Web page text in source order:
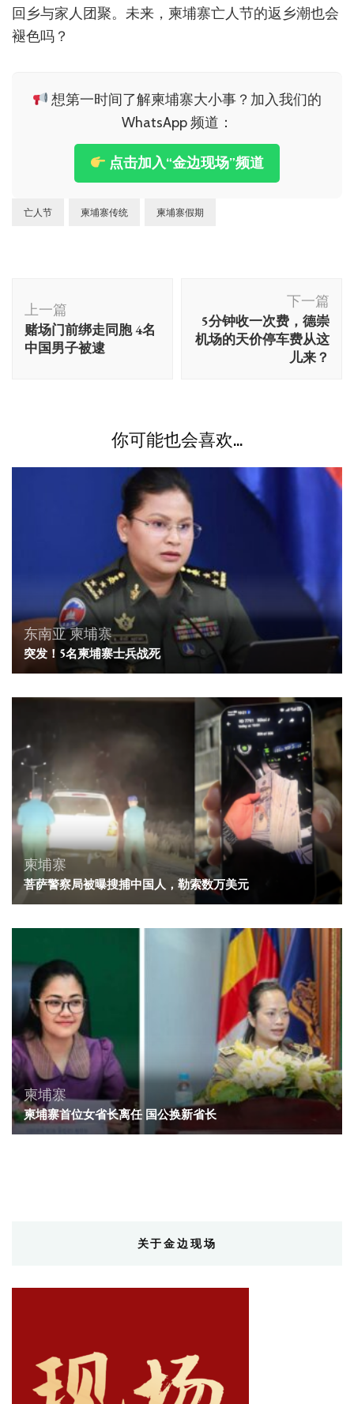
回乡与家人团聚。未来，柬埔寨亡人节的返乡潮也会
褪色吗？
想第一时间了解柬埔寨大小事？加入我们的
WhatsApp 频道：
点击加入“金边现场”频道
亡人节 柬埔寨传统 柬埔寨假期
文
导
航
上一篇
赌场门前绑走同胞 4名
中国男子被逮
下一篇
5分钟收一次费，德崇
机场的天价停车费从这
儿来？
你可能也会喜欢...
东南亚柬埔寨
突发！5名柬埔寨士兵战死
柬埔寨
菩萨警察局被曝搜捕中国人，勒索数万美元
柬埔寨
柬埔寨首位女省长离任 国公换新省长
关于金边现场